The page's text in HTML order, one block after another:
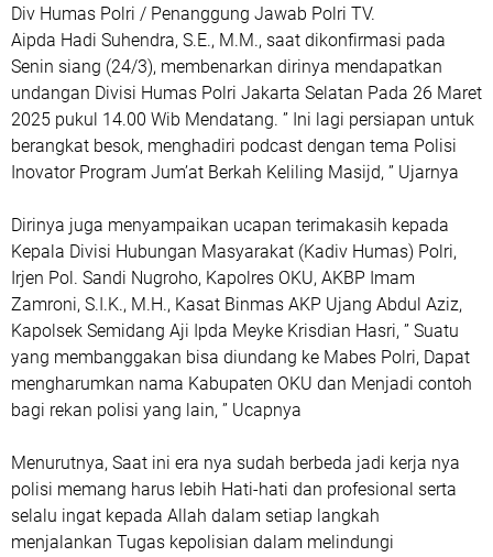
Div Humas Polri / Penanggung Jawab Polri TV.
Aipda Hadi Suhendra, S.E., M.M., saat dikonfirmasi pada
Senin siang (24/3), membenarkan dirinya mendapatkan
undangan Divisi Humas Polri Jakarta Selatan Pada 26 Maret
2025 pukul 14.00 Wib Mendatang. ” Ini lagi persiapan untuk
berangkat besok, menghadiri podcast dengan tema Polisi
Inovator Program Jum’at Berkah Keliling Masijd, ” Ujarnya
Dirinya juga menyampaikan ucapan terimakasih kepada
Kepala Divisi Hubungan Masyarakat (Kadiv Humas) Polri,
Irjen Pol. Sandi Nugroho, Kapolres OKU, AKBP Imam
Zamroni, S.I.K., M.H., Kasat Binmas AKP Ujang Abdul Aziz,
Kapolsek Semidang Aji Ipda Meyke Krisdian Hasri, ” Suatu
yang membanggakan bisa diundang ke Mabes Polri, Dapat
mengharumkan nama Kabupaten OKU dan Menjadi contoh
bagi rekan polisi yang lain, ” Ucapnya
Menurutnya, Saat ini era nya sudah berbeda jadi kerja nya
polisi memang harus lebih Hati-hati dan profesional serta
selalu ingat kepada Allah dalam setiap langkah
menjalankan Tugas kepolisian dalam melindungi